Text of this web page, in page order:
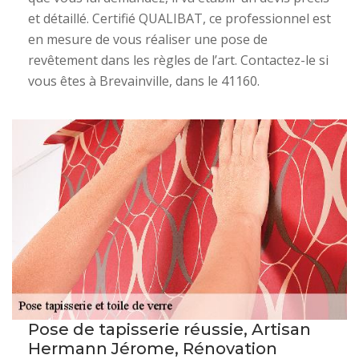
et détaillé. Certifié QUALIBAT, ce professionnel est
en mesure de vous réaliser une pose de
revêtement dans les règles de l’art. Contactez-le si
vous êtes à Brevainville, dans le 41160.
Pose de tapisserie réussie, Artisan
Hermann Jérome, Rénovation